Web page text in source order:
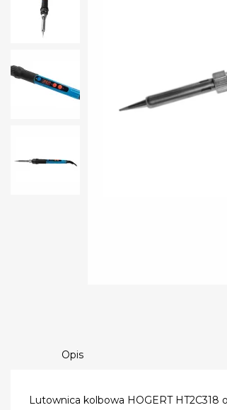
Opis
Lutownica kolbowa HOGERT